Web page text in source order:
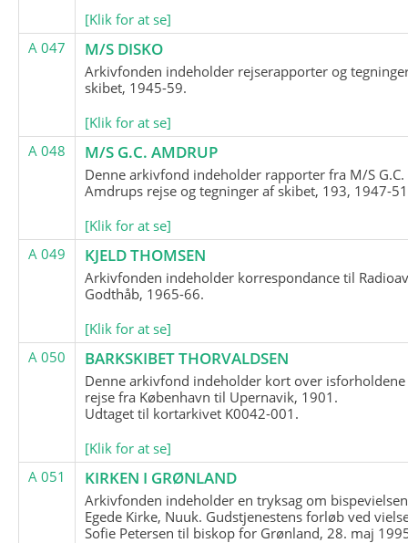
[Klik for at se]
A 047
M/S DISKO
Arkivfonden indeholder rejserapporter og
skibet, 1945-59.
[Klik for at se]
A 048
M/S G.C. AMDRUP
Denne arkivfond indeholder rapporter fra M/S G.C.
Amdrups rejse og tegninger af skibet, 193, 1947-
[Klik for at se]
A 049
KJELD THOMSEN
Arkivfonden indeholder korrespondance til
Godthåb, 1965-66.
[Klik for at se]
A 050
BARKSKIBET THORVALDSEN
Denne arkivfond indeholder kort over
rejse fra København til Upernavik, 1901.
Udtaget til kortarkivet K0042-001.
[Klik for at se]
A 051
KIRKEN I GRØNLAND
Arkivfonden indeholder en tryksag om
Egede Kirke, Nuuk. Gudstjenestens forløb ved
Sofie Petersen til biskop for Grønland, 28. maj